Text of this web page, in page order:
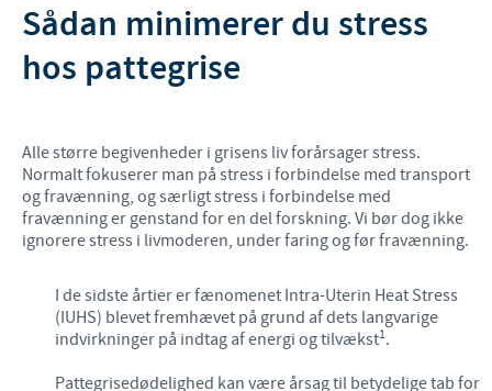
Ansøg om sponsorat
Indberetning af bivirkninger
Sådan minimerer du stress
hos pattegrise
Alle større begivenheder i grisens liv forårsager stress.
Normalt fokuserer man på stress i forbindelse med transport
og fravænning, og særligt stress i forbindelse med
fravænning er genstand for en del forskning. Vi bør dog ikke
ignorere stress i livmoderen, under faring og før fravænning.
I de sidste årtier er fænomenet Intra-Uterin Heat Stress
(IUHS) blevet fremhævet på grund af dets langvarige
indvirkninger på indtag af energi og tilvækst1.
Pattegrisedødelighed kan være årsag til betydelige tab for